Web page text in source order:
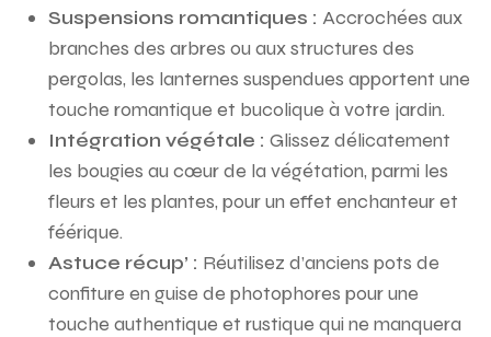
Suspensions romantiques : Accrochées aux
branches des arbres ou aux structures des
pergolas, les lanternes suspendues apportent une
touche romantique et bucolique à votre jardin.
Intégration végétale : Glissez délicatement
les bougies au cœur de la végétation, parmi les
fleurs et les plantes, pour un effet enchanteur et
féérique.
Astuce récup’ : Réutilisez d’anciens pots de
confiture en guise de photophores pour une
touche authentique et rustique qui ne manquera